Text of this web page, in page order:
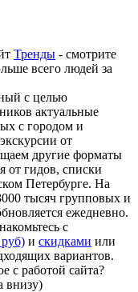
Тренды - смотрите
всего людей за
с целью
актуальные
с городом и
от
другие форматы
от гидов, списки
Петербурге. На
тысяч групповых и
ежедневно.
с
и скидками или
вариантов.
с работой сайта?
внизу)